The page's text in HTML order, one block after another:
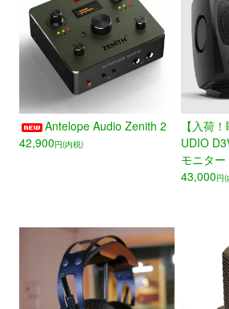
Antelope Audio Zenith 2
42,900円(内税)
【入荷
UDIO
モニター
43,000円(